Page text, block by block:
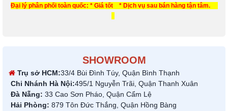
Đại lý phân phối toàn quốc: * Giá tốt * Dịch vụ sau bán hàng tận tâm.
SHOWROOM
Trụ sở HCM:33/4 Bùi Đình Túy, Quận Bình Thạnh
Chi Nhánh Hà Nội:495/1 Nguyễn Trãi, Quận Thanh Xuân
Đà Nẵng: 33 Cao Sơn Pháo, Quận Cẩm Lệ
Hải Phòng: 879 Tôn Đức Thắng, Quận Hồng Bàng